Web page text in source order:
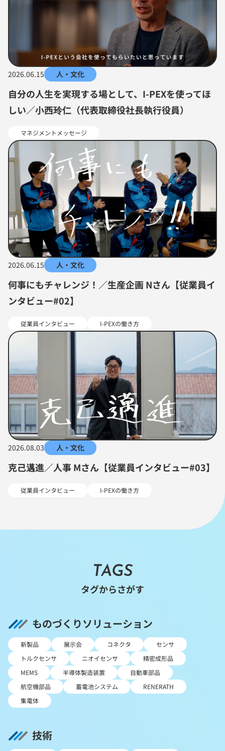
2026.06.15 人・文化
自分の人生を実現する場として、I-PEXを使ってほ
しい／小西玲仁（代表取締役社長執行役員）
マネジメントメッセージ
2026.06.15 人・文化
何事にもチャレンジ！／生産企画 Nさん【従業員イ
ンタビュー#02】
従業員インタビュー I-PEXの働き方
2026.08.03 人・文化
克己邁進／人事 Mさん【従業員インタビュー#03】
従業員インタビュー I-PEXの働き方
TAGS
タグからさがす
ものづくりソリューション
新製品 展示会 コネクタ
センサ
トルクセンサ
ニオイセンサ
精密成形品
MEMS
半導体製造装置
自動車部品
航空機部品
蓄電池システム
RENERATH
集電体
技術